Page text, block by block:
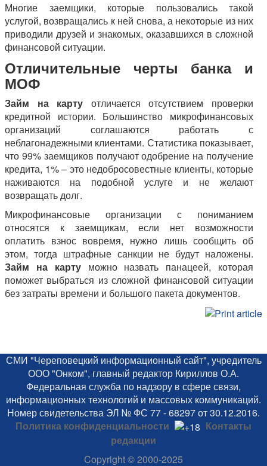
Многие заемщики, которые пользовались такой
услугой, возвращались к ней снова, а некоторые из них
приводили друзей и знакомых, оказавшихся в сложной
финансовой ситуации.
Отличительные черты банка и
МОФ
Займ на карту отличается отсутствием проверки
кредитной истории. Большинство микрофинансовых
организаций соглашаются работать с
неблагонадежными клиентами. Статистика показывает,
что 99% заемщиков получают одобрение на получение
кредита, 1% – это недобросовестные клиенты, которые
наживаются на подобной услуге и не желают
возвращать долг.
Микрофинансовые организации с пониманием
относятся к заемщикам, если нет возможности
оплатить взнос вовремя, нужно лишь сообщить об
этом, тогда штрафные санкции не будут наложены.
Займ на картуможно назвать панацеей, которая
поможет выбраться из сложной финансовой ситуации
без затраты времени и большого пакета документов.
СМИ "Череповецкий информационный сайт", учредитель
ООО "Онком", главный редактор Кириллов О.А.
Федеральная служба по надзору в сфере связи,
информационных технологий и массовых коммуникаций.
Номер свидетельства ЭЛ № ФС 77 - 68297 от 30.12.2016.
Политика конфиденциальности
Контакты
редакции
Copyright© 2000-2025